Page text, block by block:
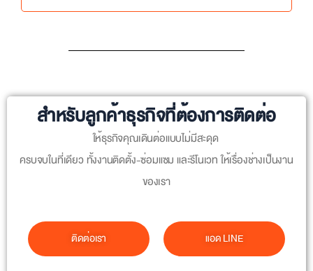
สำหรับลูกค้าธุรกิจที่ต้องการติดต่อ
ให้ธุรกิจคุณเดินต่อแบบไม่มีสะดุด
ครบจบในที่เดียว ทั้งงานติดตั้ง-ซ่อมแซม และรีโนเวท ให้เรื่องช่างเป็นงาน
ของเรา
ติดต่อเรา แอด LINE